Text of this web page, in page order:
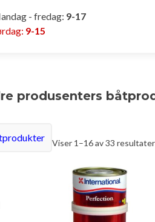
- fredag: 9-17
9-15
produsenters
Viser 1–16 av 33 resultater